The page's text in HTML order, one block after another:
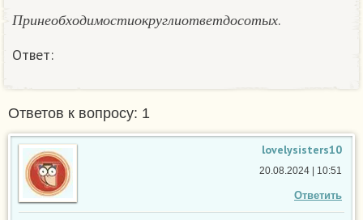
П р и н е о б х о д им о с т и о кр у гл и о т в е т д о с о т ых
Пр б о т
.
Ответ:
Ответов к вопросу: 1
lovelysisters10
Ответить
20.08.2024 | 10:51